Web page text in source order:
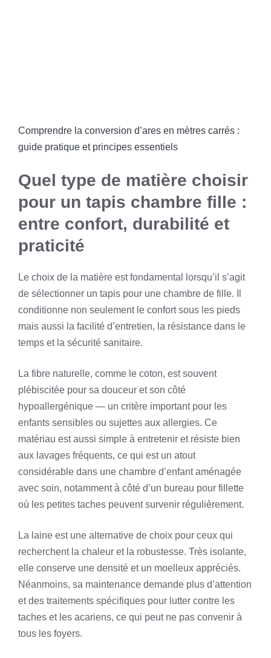
Comprendre la conversion d’ares en mètres carrés :
guide pratique et principes essentiels
Quel type de matière choisir
pour un tapis chambre fille :
entre confort, durabilité et
praticité
Le choix de la matière est fondamental lorsqu’il s’agit
de sélectionner un tapis pour une chambre de fille. Il
conditionne non seulement le confort sous les pieds
mais aussi la facilité d’entretien, la résistance dans le
temps et la sécurité sanitaire.
La fibre naturelle, comme le coton, est souvent
plébiscitée pour sa douceur et son côté
hypoallergénique — un critère important pour les
enfants sensibles ou sujettes aux allergies. Ce
matériau est aussi simple à entretenir et résiste bien
aux lavages fréquents, ce qui est un atout
considérable dans une chambre d’enfant aménagée
avec soin, notamment à côté d’un bureau pour fillette
où les petites taches peuvent survenir régulièrement.
La laine est une alternative de choix pour ceux qui
recherchent la chaleur et la robustesse. Très isolante,
elle conserve une densité et un moelleux appréciés.
Néanmoins, sa maintenance demande plus d’attention
et des traitements spécifiques pour lutter contre les
taches et les acariens, ce qui peut ne pas convenir à
tous les foyers.